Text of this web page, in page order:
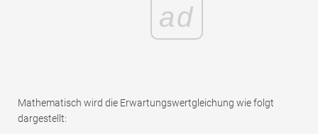
ad
Mathematisch wird die Erwartungswertgleichung wie folgt
dargestellt: